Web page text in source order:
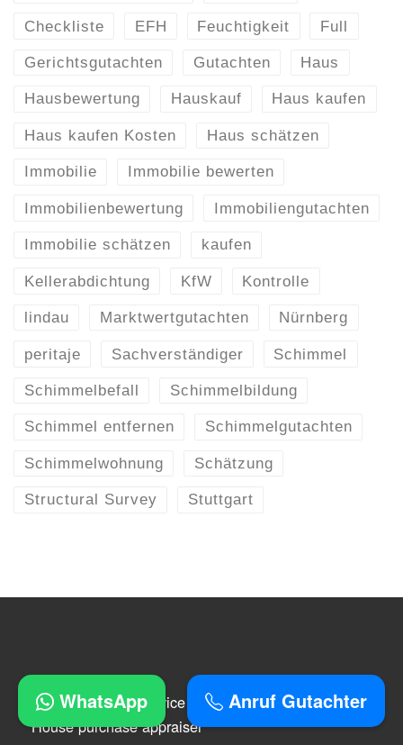
Checkliste EFH Feuchtigkeit Full
Gerichtsgutachten Gutachten Haus
Hausbewertung Hauskauf Haus kaufen
Haus kaufen Kosten Haus schätzen
Immobilie Immobilie bewerten
Immobilienbewertung Immobiliengutachten
Immobilie schätzen kaufen
Kellerabdichtung KfW Kontrolle
lindau Marktwertgutachten Nürnberg
peritaje Sachverständiger Schimmel
Schimmelbefall Schimmelbildung
Schimmel entfernen Schimmelgutachten
Schimmelwohnung Schätzung
Structural Survey Stuttgart
Home Purchase Advice
House purchase appraiser
Anruf Gutachter
WhatsApp